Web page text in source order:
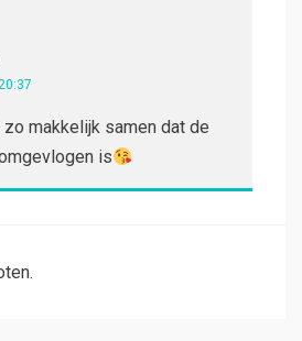
zo makkelijk samen dat de
is